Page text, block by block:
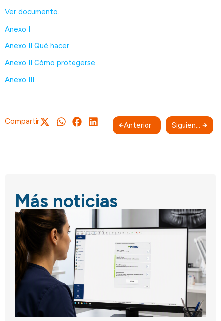
Ver documento.
Anexo I
Anexo II Qué hacer
Anexo II Cómo protegerse
Anexo III
Compartir Anterior Siguiente
Más noticias